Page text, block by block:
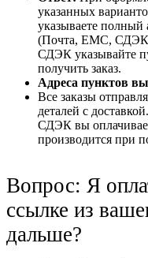
указанных
указываете полный
(Почта, ЕМС,
СДЭК указывайте
получить заказ.
Адреса пунктов
Все заказы
деталей с
СДЭК вы
производится при
Вопрос: Я
ссылке из
дальше?